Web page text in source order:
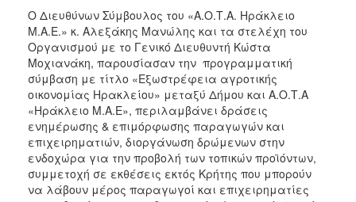
Ο Διευθύνων Σύμβουλος του «Α.Ο.Τ.Α. Ηράκλειο
Μ.Α.Ε.» κ. Αλεξάκης Μανώλης και τα στελέχη του
Οργανισμού με το Γενικό Διευθυντή Κώστα
Μοχιανάκη, παρουσίασαν την προγραμματική
σύμβαση με τίτλο «Εξωστρέφεια αγροτικής
οικονομίας Ηρακλείου» μεταξύ Δήμου και Α.Ο.Τ.Α
«Ηράκλειο Μ.Α.Ε», περιλαμβάνει δράσεις
ενημέρωσης & επιμόρφωσης παραγωγών και
επιχειρηματιών, διοργάνωση δρώμενων στην
ενδοχώρα για την προβολή των τοπικών προϊόντων,
συμμετοχή σε εκθέσεις εκτός Κρήτης που μπορούν
να λάβουν μέρος παραγωγοί και επιχειρηματίες